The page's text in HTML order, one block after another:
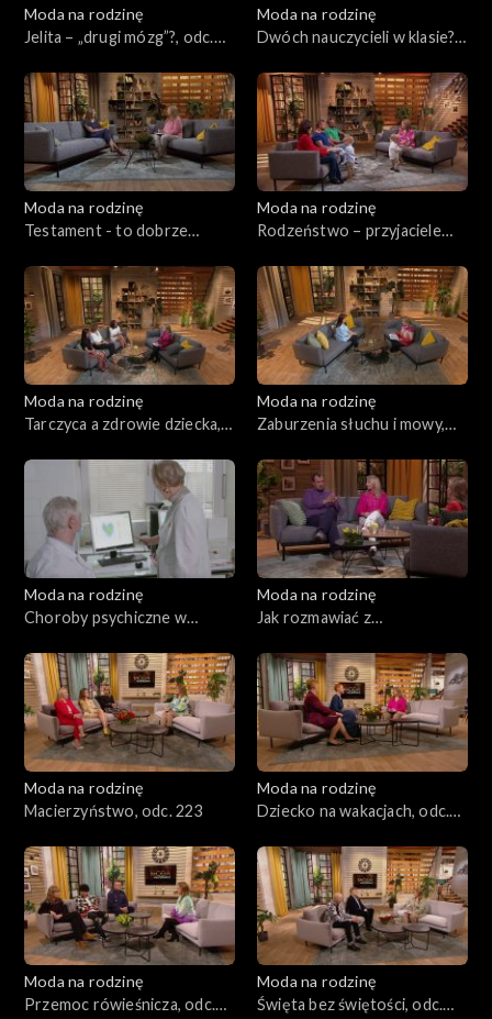
Moda na rodzinę
Jelita – „drugi mózg”?, odc.
Moda na rodzinę
Dwóch nauczycieli w klasie?,
Moda na rodzinę
Testament - to dobrze
Moda na rodzinę
Rodzeństwo – przyjaciele
Moda na rodzinę
Tarczyca a zdrowie dziecka,
Moda na rodzinę
Zaburzenia słuchu i mowy,
Moda na rodzinę
Choroby psychiczne w
Moda na rodzinę
Jak rozmawiać z
Moda na rodzinę
Macierzyństwo, odc. 223
Moda na rodzinę
Dziecko na wakacjach, odc.
Moda na rodzinę
Przemoc rówieśnicza, odc.
Moda na rodzinę
Święta bez świętości, odc.